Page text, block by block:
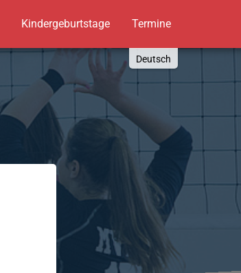
Kindergeburtstage Termine
Deutsch
English
Polish
Türkçe
Español
العربية